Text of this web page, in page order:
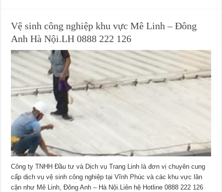
Vệ sinh công nghiệp khu vực Mê Linh – Đông
Anh Hà Nội.LH 0888 222 126
Công ty TNHH Đầu tư và Dịch vụ Trang Linh là đơn vị chuyên cung
cấp dịch vụ vệ sinh công nghiệp tại Vĩnh Phúc và các khu vực lân
cận như Mê Linh, Đông Anh – Hà Nội.Liên hệ Hotline 0888 222 126